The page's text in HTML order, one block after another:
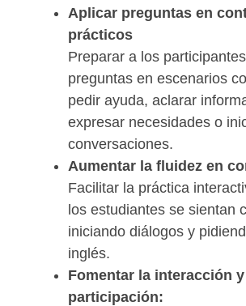
Aplicar preguntas en
prácticos
Preparar a los
preguntas en escenarios
pedir ayuda, aclarar
expresar necesidades o
conversaciones.
Aumentar la fluidez en
Facilitar la práctica
los estudiantes se sientan
iniciando diálogos y
inglés.
Fomentar la interacción y
participación: